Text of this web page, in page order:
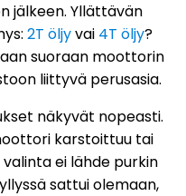
jälkeen. Yllättävän
2T öljyvai 4T öljy?
suoraan moottorin
liittyvä perusasia.
näkyvät nopeasti.
karstoittuu tai
valinta ei lähde purkin
sattui olemaan,